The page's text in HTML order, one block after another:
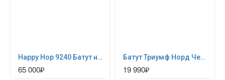
Happy Hop 9240 Батут надувной водная горка «Крокодильчик»
65 000₽
Бaтут Триумф Норд Чемпион 244 см (80060)
19 990₽